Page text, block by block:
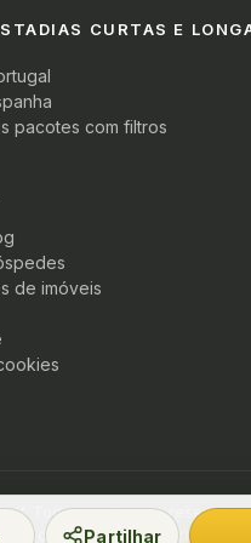
Partilhar
CURTAS E
pacotes com filtros
de imóveis
Todos os direitos
de Portugal · NIF 5219